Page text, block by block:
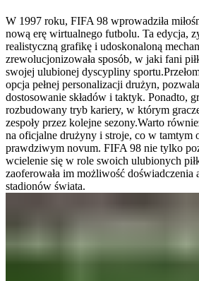
W 1997 roku, FIFA 98 wprowadziła
nową erę wirtualnego futbolu. Ta edycja,
realistyczną grafikę i udoskonaloną
zrewolucjonizowała sposób, w jaki fani
swojej ulubionej dyscypliny
opcja pełnej personalizacji drużyn,
dostosowanie składów i taktyk. Ponadto,
rozbudowany tryb kariery, w którym
zespoły przez kolejne sezony.Warto
na oficjalne drużyny i stroje, co w tamtym
prawdziwym novum. FIFA 98 nie tylko
wcielenie się w role swoich ulubionych
zaoferowała im możliwość doświadczenia
stadionów świata.